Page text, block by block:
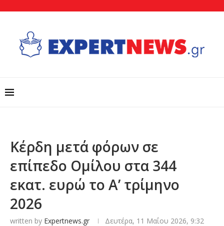
Κέρδη μετά φόρων σε
επίπεδο Ομίλου στα 344
εκατ. ευρώ το Α’ τρίμηνο
2026
written by Expertnews.gr Δευτέρα, 11 Μαΐου 2026, 9:32